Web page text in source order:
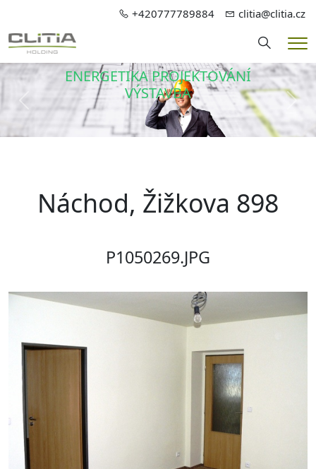
+420777789884 clitia@clitia.cz
Hledání
ENERGETIKA PROJEKTOVÁNÍ
VÝSTAVBA
Předchozí
Náchod, Žižkova 898
P1050269.JPG